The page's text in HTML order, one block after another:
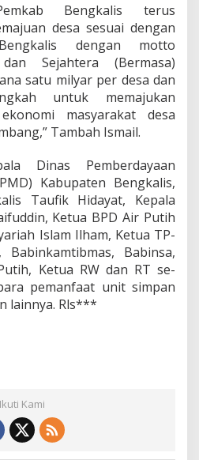
a
y
a
.
Bengkalis terus
desa sesuai dengan
dengan motto
Sejahtera (Bermasa)
satu milyar per desa dan
untuk memajukan
masyarakat desa
Tambah Ismail.
Dinas Pemberdayaan
Kabupaten Bengkalis,
Taufik Hidayat, Kepala
Ketua BPD Air Putih
Islam Ilham, Ketua TP-
Babinsa,
Ketua RW dan RT se-
pemanfaat unit simpan
lainnya. Rls***
Ikuti Kami